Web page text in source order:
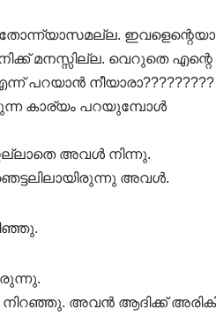
തോന്ന്യാസമല്ല.
മനസ്സില്ല. വെറുതെ എന്റെ
പറയാൻ നീയാരാ?????????
കാര്യം പറയുമ്പോൾ
അവൾ നിന്നു.
അവൾ.
അവൻ ആദിക്ക്